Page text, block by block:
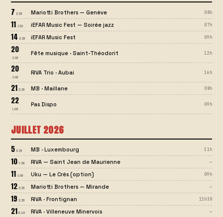
7 DIM Mariotti Brothers — Genève 08h
11 JEU iEFAR Music Fest — Soirée jazz 07h
14 DIM iEFAR Music Fest 09h
20
SAM
Fête musique · Saint-Théodorit 12h
20
SAM
RIVA Trio · Aubai 16h
21 DIM MB · Maillane 08h
22
LUN
Pas Dispo 09h
JUILLET 2026
5 DIM MB · Luxembourg 11h
10 VEN RIVA — Saint Jean de Maurienne —
11 SAM Uku — Le Crès (option) 09h
12 DIM Mariotti Brothers — Mirande —
19 DIM RIVA · Frontignan 11h30
21 MAR RIVA · Villeneuve Minervois —